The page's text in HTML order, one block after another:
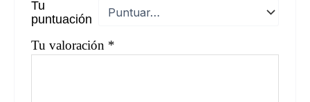
Tu
puntuación
Tu valoración *